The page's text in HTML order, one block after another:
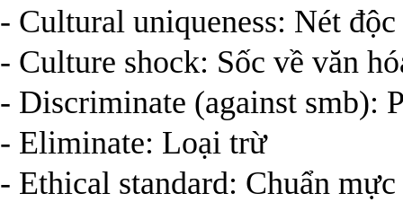
- Cultural uniqueness: Nét
- Culture shock: Sốc về văn
- Discriminate (against smb):
- Eliminate: Loại trừ
- Ethical standard: Chuẩn